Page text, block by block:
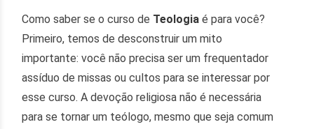
Como saber se o curso de Teologiaé para você?
Primeiro, temos de desconstruir um mito
importante: você não precisa ser um frequentador
assíduo de missas ou cultos para se interessar por
esse curso. A devoção religiosa não é necessária
para se tornar um teólogo, mesmo que seja comum